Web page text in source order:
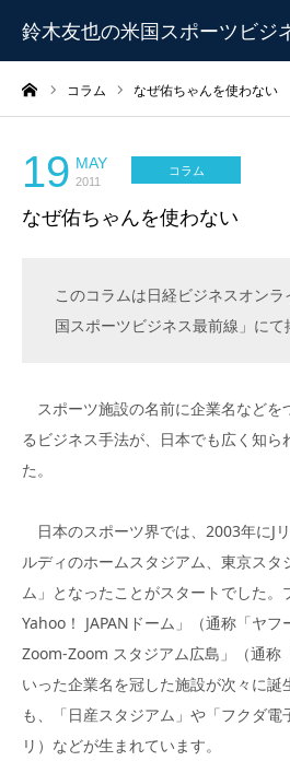
鈴木友也の米国スポーツビジ
コラム なぜ佑ちゃんを使わない
19 MAY
2011
コラム
なぜ佑ちゃんを使わない
このコラムは日経ビジネスオン
国スポーツビジネス最前線」に
スポーツ施設の名前に企業名などを
るビジネス手法が、日本でも広く知ら
た。
日本のスポーツ界では、2003年にJ
ルディのホームスタジアム、東京ス
ム」となったことがスタートでした。
Yahoo！ JAPANドーム」（通称「ヤ
Zoom-Zoom スタジアム広島」（通称
いった企業名を冠した施設が次々に
も、「日産スタジアム」や「フクダ
リ）などが生まれています。